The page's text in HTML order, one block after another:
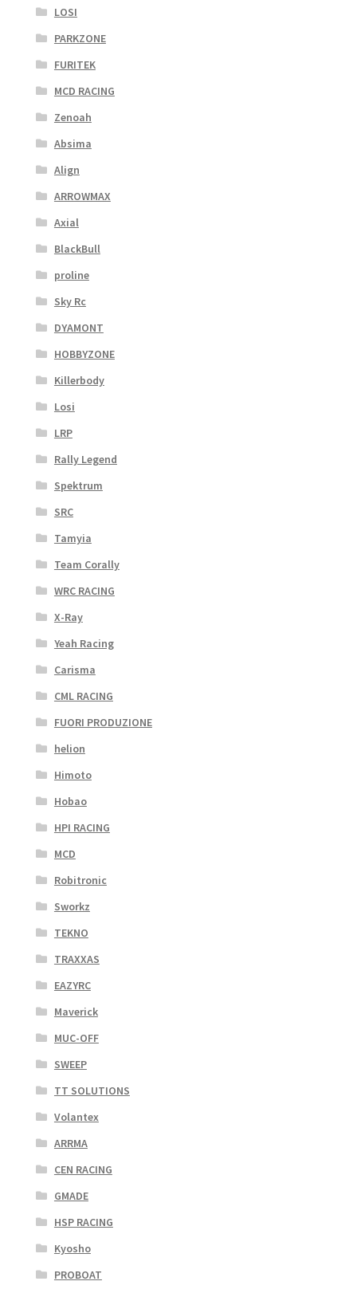
LOSI
PARKZONE
FURITEK
MCD RACING
Zenoah
Absima
Align
ARROWMAX
Axial
BlackBull
proline
Sky Rc
DYAMONT
HOBBYZONE
Killerbody
Losi
LRP
Rally Legend
Spektrum
SRC
Tamyia
Team Corally
WRC RACING
X-Ray
Yeah Racing
Carisma
CML RACING
FUORI PRODUZIONE
helion
Himoto
Hobao
HPI RACING
MCD
Robitronic
Sworkz
TEKNO
TRAXXAS
EAZYRC
Maverick
MUC-OFF
SWEEP
TT SOLUTIONS
Volantex
ARRMA
CEN RACING
GMADE
HSP RACING
Kyosho
PROBOAT